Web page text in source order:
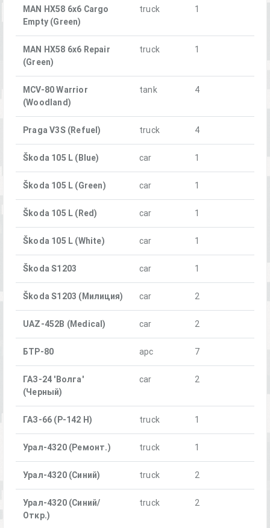
MAN HX58 6x6 Cargo
Empty (Green)
truck 1
MAN HX58 6x6 Repair
(Green)
truck 1
MCV-80 Warrior
(Woodland)
tank 4
Praga V3S (Refuel) truck 4
Škoda 105 L (Blue) car 1
Škoda 105 L (Green) car 1
Škoda 105 L (Red) car 1
Škoda 105 L (White) car 1
Škoda S1203 car 1
Škoda S1203 (Милиция) car 2
UAZ-452B (Medical) car 2
БТР-80 apc 7
ГАЗ-24 'Волга'
(Черный)
car 2
ГАЗ-66 (Р-142 Н) truck 1
Урал-4320 (Ремонт.) truck 1
Урал-4320 (Синий) truck 2
Урал-4320 (Синий/
Откр.)
truck 2